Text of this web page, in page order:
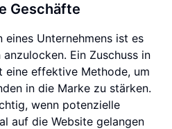
Geschäfte
eines Unternehmens ist es
Ein Zuschuss in
eine effektive Methode, um
in die Marke zu stärken.
wenn potenzielle
auf die Website gelangen